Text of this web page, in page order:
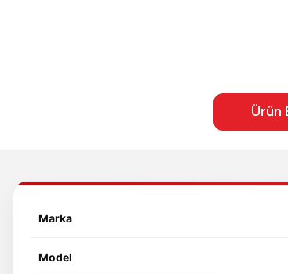
Ürün
Marka
Model